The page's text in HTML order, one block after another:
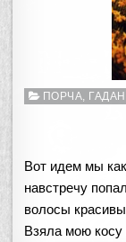
Опубликовано
ПОРЧА,
Вот идем мы
навстречу
волосы
Взяла мою косу